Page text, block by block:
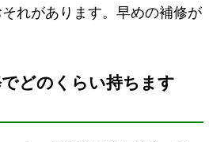
れがあります。早めの補修が
どのくらい持ちます